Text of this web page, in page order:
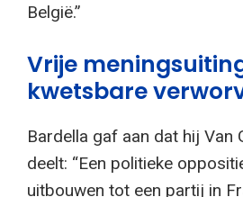
België.”
Vrije
kwetsbare
Bardella gaf aan dat hij Van
deelt: “Een politieke
uitbouwen tot een partij in